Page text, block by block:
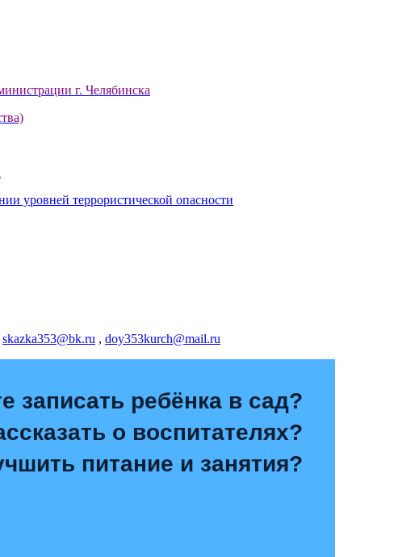
г. Челябинска
уровней террористической опасности
skazka353@bk.ru , doy353kurch@mail.ru
записать ребёнка в сад?
о воспитателях?
питание и занятия?